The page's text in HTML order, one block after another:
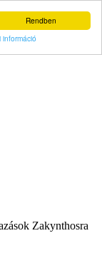
Rendben
információ
Zakynthosra